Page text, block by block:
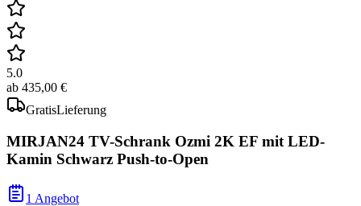
5.0
ab 435,00 €
GratisLieferung
MIRJAN24 TV-Schrank Ozmi 2K EF mit LED-
Kamin Schwarz Push-to-Open
1 Angebot